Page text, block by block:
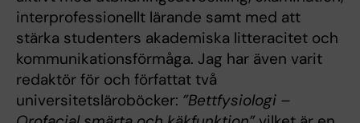
interprofessionellt lärande samt med att
stärka studenters akademiska litteracitet och
kommunikationsförmåga. Jag har även varit
redaktör för och författat två
universitetsläroböcker: ”Bettfysiologi –